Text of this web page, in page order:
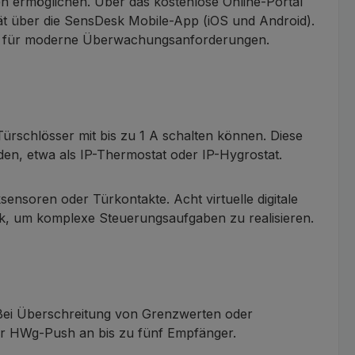
die SensDesk Mobile-App (iOS und Android).
moderne Überwachungsanforderungen.
mit bis zu 1 A schalten können. Diese
etwa als IP-Thermostat oder IP-Hygrostat.
oder Türkontakte. Acht virtuelle digitale
um komplexe Steuerungsaufgaben zu realisieren.
Überschreitung von Grenzwerten oder
HWg-Push an bis zu fünf Empfänger.